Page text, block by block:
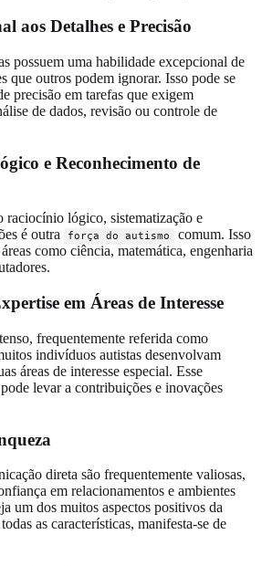
aos Detalhes e Precisão
possuem uma habilidade excepcional de
que outros podem ignorar. Isso pode se
precisão em tarefas que exigem
de dados, revisão ou controle de
e Reconhecimento de
raciocínio lógico, sistematização e
é outra
força do autismo
comum. Isso
como ciência, matemática, engenharia
em Áreas de Interesse
frequentemente referida como
indivíduos autistas desenvolvam
áreas de interesse especial. Esse
levar a contribuições e inovações
direta são frequentemente valiosas,
em relacionamentos e ambientes
um dos muitos aspectos positivos da
as características, manifesta-se de